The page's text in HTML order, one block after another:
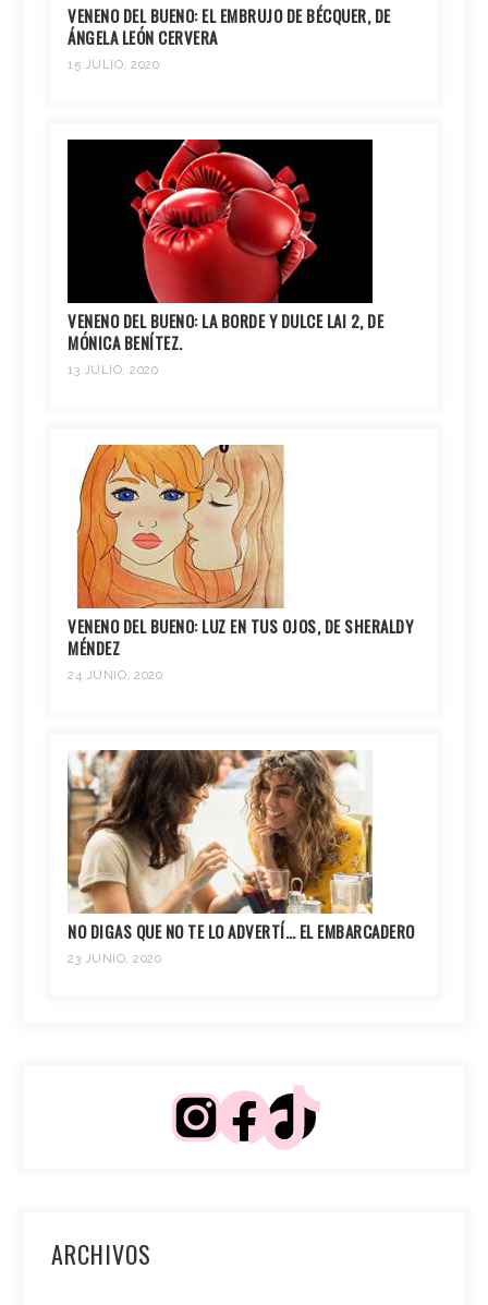
VENENO DEL BUENO: EL EMBRUJO DE BÉCQUER, DE
ÁNGELA LEÓN CERVERA
15 JULIO, 2020
VENENO DEL BUENO: LA BORDE Y DULCE LAI 2, DE
MÓNICA BENÍTEZ.
13 JULIO, 2020
VENENO DEL BUENO: LUZ EN TUS OJOS, DE SHERALDY
MÉNDEZ
24 JUNIO, 2020
NO DIGAS QUE NO TE LO ADVERTÍ… EL EMBARCADERO
23 JUNIO, 2020
ARCHIVOS